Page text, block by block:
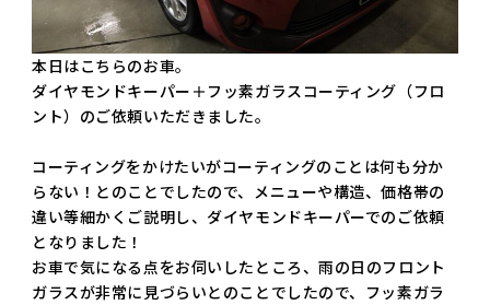
本日はこちらのお車。
ダイヤモンドキーパー＋フッ素ガラスコーティング（フロ
ント）のご依頼いただきました。
コーティングをかけたいがコーティングのことは何も分か
らない！とのことでしたので、メニューや構造、価格帯の
違い等細かくご説明し、ダイヤモンドキーパーでのご依頼
となりました！
お車で気になる点をお伺いしたところ、雨の日のフロント
ガラスが非常に見づらいとのことでしたので、フッ素ガラ